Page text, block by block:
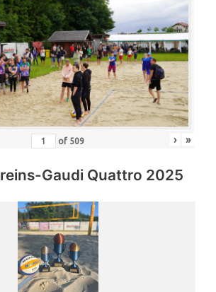
of 509 › »
Gaudi Quattro 2025